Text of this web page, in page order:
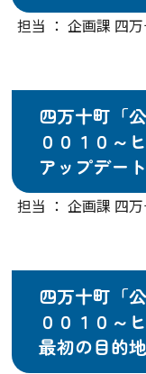
担当 ： 企画課 四
四万十町「
００１０～
アップデー
担当 ： 企画課 四
四万十町「
００１０～
最初の目的地